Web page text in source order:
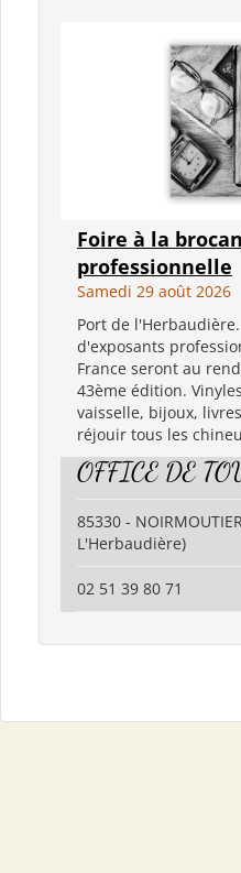
Foire à la
professionnelle
Samedi 29 août 2026
Port de
d'exposants
France seront au
43ème édition.
vaisselle, bijoux,
réjouir tous les
OFFICE DE
85330 -
L'Herbaudière)
02 51 39 80 71